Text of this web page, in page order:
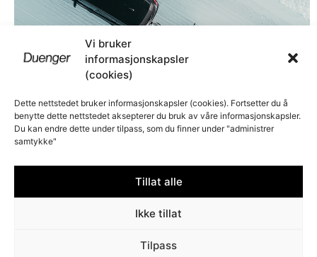
Vi bruker
informasjonskapsler
(cookies)
Dette nettstedet bruker informasjonskapsler (cookies). Fortsetter du å
benytte dette nettstedet aksepterer du bruk av våre informasjonskapsler.
Du kan endre dette under tilpass, som du finner under "administrer
samtykke"
Tillat alle
Ikke tillat
Tilpass